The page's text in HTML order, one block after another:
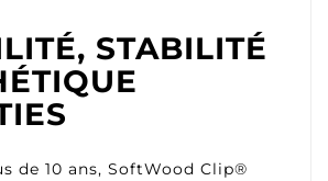
STABILITÉ
de 10 ans, SoftWood Clip®